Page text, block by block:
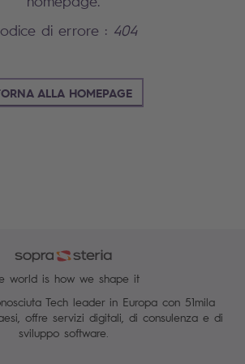
di errore : 404
ALLA HOMEPAGE
world is how we shape it
Tech leader in Europa con 51mila
offre servizi digitali, di consulenza e di
sviluppo software.